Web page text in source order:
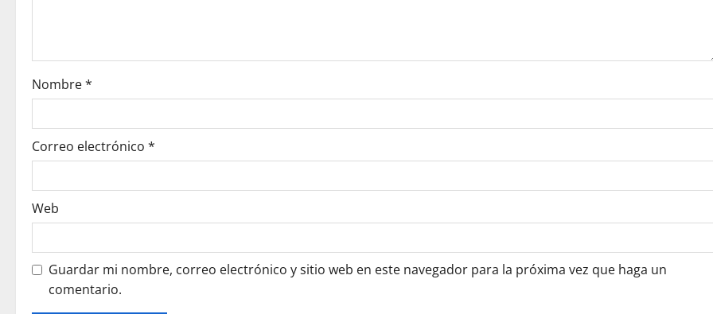
i
o
n
Nombre*
Correo electrónico *
Web
Guardar mi nombre, correo electrónico y sitio web en este navegador para la próxima vez que haga un
comentario.